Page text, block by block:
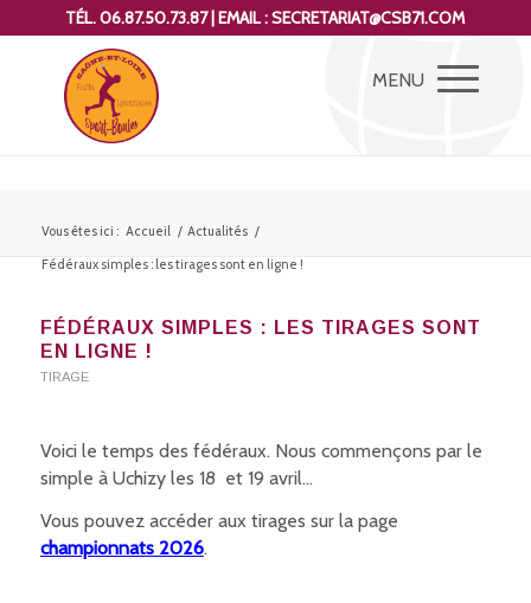
TÉL. 06.87.50.73.87 | EMAIL : SECRETARIAT@CSB71.COM
Vous êtes ici : Accueil / Actualités /
Fédéraux simples : les tirages sont en ligne !
FÉDÉRAUX SIMPLES : LES TIRAGES SONT
EN LIGNE !
TIRAGE
Voici le temps des fédéraux. Nous commençons par le
simple à Uchizy les 18 et 19 avril…
Vous pouvez accéder aux tirages sur la page
championnats 2026.